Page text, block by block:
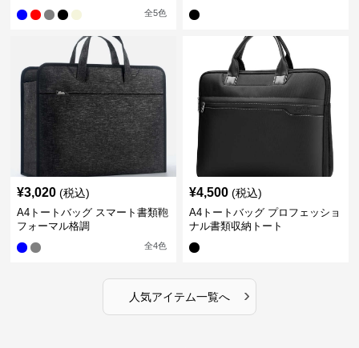
全5色
¥3,020 (税込)
A4トートバッグ スマート書類鞄
フォーマル格調
全4色
¥4,500 (税込)
A4トートバッグ プロフェッショ
ナル書類収納トート
人気アイテム一覧へ ›